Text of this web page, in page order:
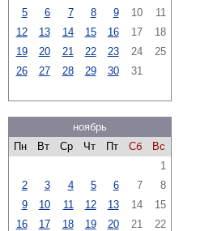
5
6 7 8 9 10
11
12
13 14 15 16 17
18
19
20 21 22 23 24
25
26
27 28 29 30 31
ноябрь
Пн
Вт Ср Чт Пт Сб
Вс
1
2
3 4 5 6 7
8
9
10 11 12 13 14
15
16
17 18 19 20 21
22